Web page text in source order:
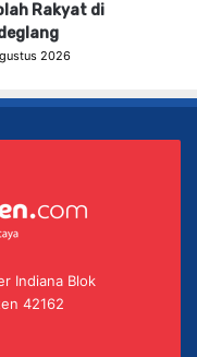
Rakyat di
2026
Indiana Blok
42162